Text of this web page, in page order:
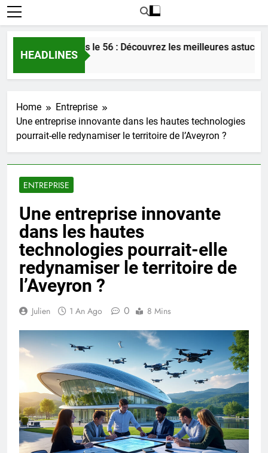
HEADLINES
l’amour dans le 56 : Découvrez les meilleures astuces en
Home
Entreprise
Une entreprise innovante dans les hautes technologies
pourrait-elle redynamiser le territoire de l’Aveyron ?
ENTREPRISE
Une entreprise innovante
dans les hautes
technologies pourrait-elle
redynamiser le territoire de
l’Aveyron ?
Julien 1 An Ago 0 8 Mins